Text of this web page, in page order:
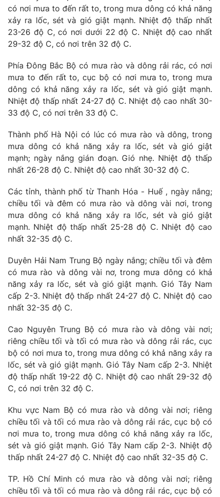
có nơi mưa to đến rất to, trong mưa dông có khả năng
xảy ra lốc, sét và gió giật mạnh. Nhiệt độ thấp nhất
23-26 độ C, có nơi dưới 22 độ C. Nhiệt độ cao nhất
29-32 độ C, có nơi trên 32 độ C.
Phía Đông Bắc Bộ có mưa rào và dông rải rác, có nơi
mưa to đến rất to, cục bộ có nơi mưa to, trong mưa
dông có khả năng xảy ra lốc, sét và gió giật mạnh.
Nhiệt độ thấp nhất 24-27 độ C. Nhiệt độ cao nhất 30-
33 độ C, có nơi trên 33 độ C.
Thành phố Hà Nội có lúc có mưa rào và dông, trong
mưa dông có khả năng xảy ra lốc, sét và gió giật
mạnh; ngày nắng gián đoạn. Gió nhẹ. Nhiệt độ thấp
nhất 26-28 độ C. Nhiệt độ cao nhất 30-32 độ C.
Các tỉnh, thành phố từ Thanh Hóa - Huế , ngày nắng;
chiều tối và đêm có mưa rào và dông vài nơi, trong
mưa dông có khả năng xảy ra lốc, sét và gió giật
mạnh. Nhiệt độ thấp nhất 25-28 độ C. Nhiệt độ cao
nhất 32-35 độ C.
Duyên Hải Nam Trung Bộ ngày nắng; chiều tối và đêm
có mưa rào và dông vài nơ, trong mưa dông có khả
năng xảy ra lốc, sét và gió giật mạnh. Gió Tây Nam
cấp 2-3. Nhiệt độ thấp nhất 24-27 độ C. Nhiệt độ cao
nhất 32-35 độ C.
Cao Nguyên Trung Bộ có mưa rào và dông vài nơi;
riêng chiều tối và tối có mưa rào và dông rải rác, cục
bộ có nơi mưa to, trong mưa dông có khả năng xảy ra
lốc, sét và gió giật mạnh. Gió Tây Nam cấp 2-3. Nhiệt
độ thấp nhất 19-22 độ C. Nhiệt độ cao nhất 29-32 độ
C, có nơi trên 32 độ C.
Khu vực Nam Bộ có mưa rào và dông vài nơi; riêng
chiều tối và tối có mưa rào và dông rải rác, cục bộ có
nơi mưa to, trong mưa dông có khả năng xảy ra lốc,
sét và gió giật mạnh. Gió Tây Nam cấp 2-3. Nhiệt độ
thấp nhất 24-27 độ C. Nhiệt độ cao nhất 32-35 độ C.
TP. Hồ Chí Minh có mưa rào và dông vài nơi; riêng
chiều tối và tối có mưa rào và dông rải rác, cục bộ có